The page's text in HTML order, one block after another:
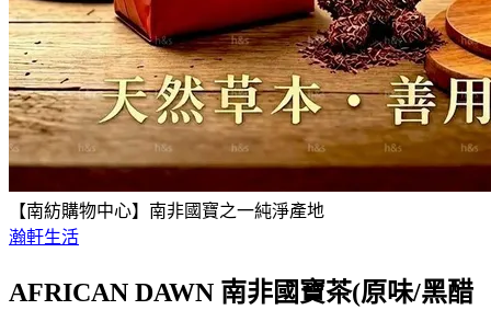
【南紡購物中心】南非國寶之一純淨產地
瀚軒生活
AFRICAN DAWN 南非國寶茶(原味/黑醋